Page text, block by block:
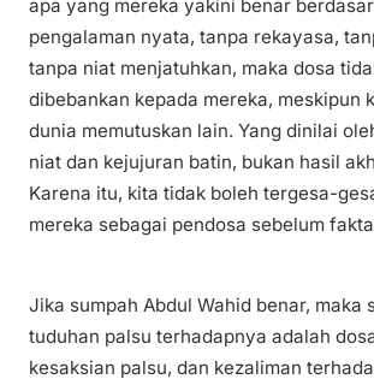
apa yang mereka yakini benar
pengalaman nyata, tanpa rekayasa,
tanpa niat menjatuhkan, maka dosa
dibebankan kepada mereka, meskipun
dunia memutuskan lain. Yang dinilai
niat dan kejujuran batin, bukan hasil
Karena itu, kita tidak boleh tergesa-
mereka sebagai pendosa sebelum
Jika sumpah Abdul Wahid benar, maka
tuduhan palsu terhadapnya adalah
kesaksian palsu, dan kezaliman